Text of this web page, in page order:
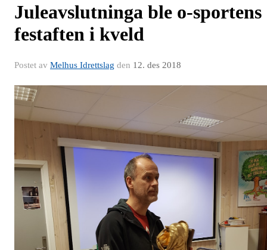
Juleavslutninga ble o-sportens
festaften i kveld
Postet av Melhus Idrettslag den 12. des 2018